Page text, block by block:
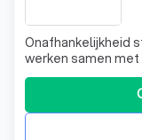
Onafhankelijkheid
werken samen
verzekeraars in
voorwaarden en
situatie en wensen
advisering.